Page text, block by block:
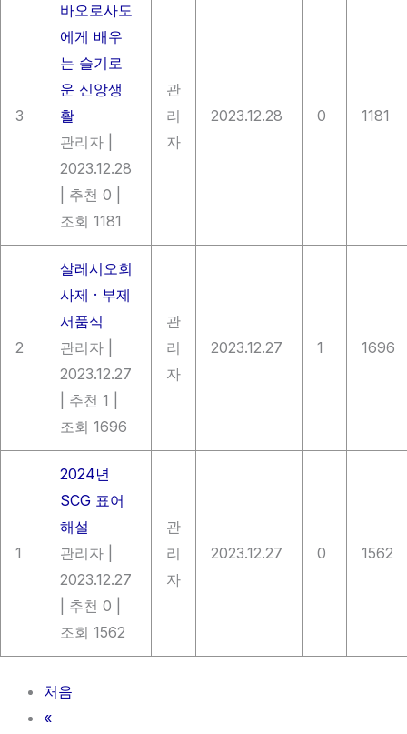
3
바오로사도
에게 배우
는 슬기로
운 신앙생
활
관리자
2023.12.28
추천 0
조회 1181
관
리
자
2023.12.28 0 1181
2
살레시오회
사제 · 부제
서품식
관리자
2023.12.27
추천 1
조회 1696
관
리
자
2023.12.27 1 1696
1
2024년
SCG 표어
해설
관리자
2023.12.27
추천 0
조회 1562
관
리
자
2023.12.27 0 1562
처음
«